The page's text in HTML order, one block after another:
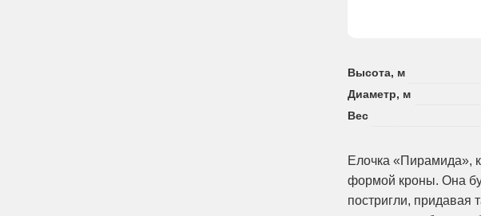
Высота, м
Диаметр, м
Вес
Елочка «Пирамида»,
формой кроны. Она
постригли, придавая